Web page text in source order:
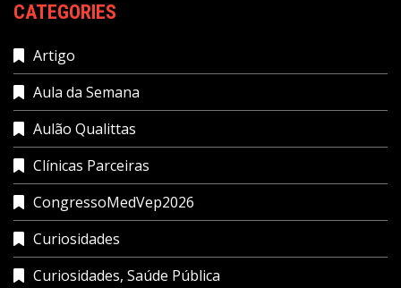
CATEGORIES
Artigo
Aula da Semana
Aulão Qualittas
Clínicas Parceiras
CongressoMedVep2026
Curiosidades
Curiosidades, Saúde Pública